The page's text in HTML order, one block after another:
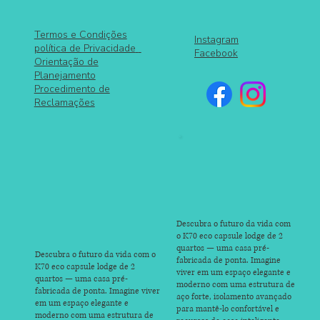
Termos e Condições
política de Privacidade
Orientação de
Planejamento
Procedimento de
Reclamações
Descubra o futuro da vida com o
K70 eco capsule lodge de 2
quartos — uma casa pré-
fabricada de ponta. Imagine viver
em um espaço elegante e
moderno com uma estrutura de
Instagram
Facebook
Descubra o futuro da vida com
o K70 eco capsule lodge de 2
quartos — uma casa pré-
fabricada de ponta. Imagine
viver em um espaço elegante e
moderno com uma estrutura de
aço forte, isolamento avançado
para mantê-lo confortável e